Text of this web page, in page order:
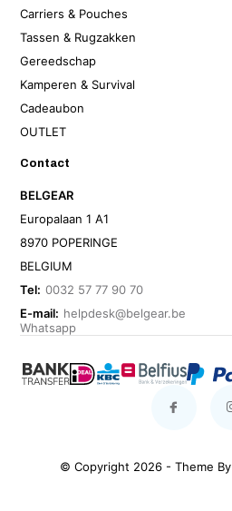
Carriers & Pouches
Tassen & Rugzakken
Gereedschap
Kamperen & Survival
Cadeaubon
OUTLET
Contact
BELGEAR
Europalaan 1 A1
8970 POPERINGE
BELGIUM
Tel: 0032 57 77 90 70
E-mail: helpdesk@belgear.be
Whatsapp
© Copyright 2026 - Theme By